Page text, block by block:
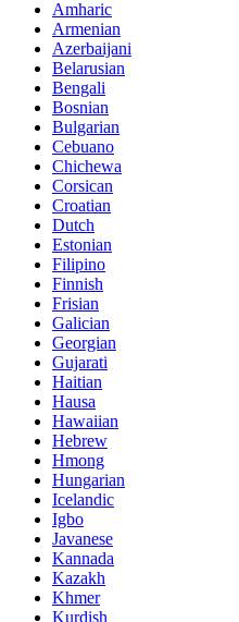
Amharic
Armenian
Azerbaijani
Belarusian
Bengali
Bosnian
Bulgarian
Cebuano
Chichewa
Corsican
Croatian
Dutch
Estonian
Filipino
Finnish
Frisian
Galician
Georgian
Gujarati
Haitian
Hausa
Hawaiian
Hebrew
Hmong
Hungarian
Icelandic
Igbo
Javanese
Kannada
Kazakh
Khmer
Kurdish